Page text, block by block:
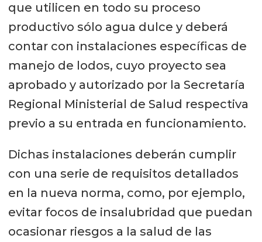
que utilicen en todo su proceso
productivo sólo agua dulce y deberá
contar con instalaciones específicas de
manejo de lodos, cuyo proyecto sea
aprobado y autorizado por la Secretaría
Regional Ministerial de Salud respectiva
previo a su entrada en funcionamiento.
Dichas instalaciones deberán cumplir
con una serie de requisitos detallados
en la nueva norma, como, por ejemplo,
evitar focos de insalubridad que puedan
ocasionar riesgos a la salud de las